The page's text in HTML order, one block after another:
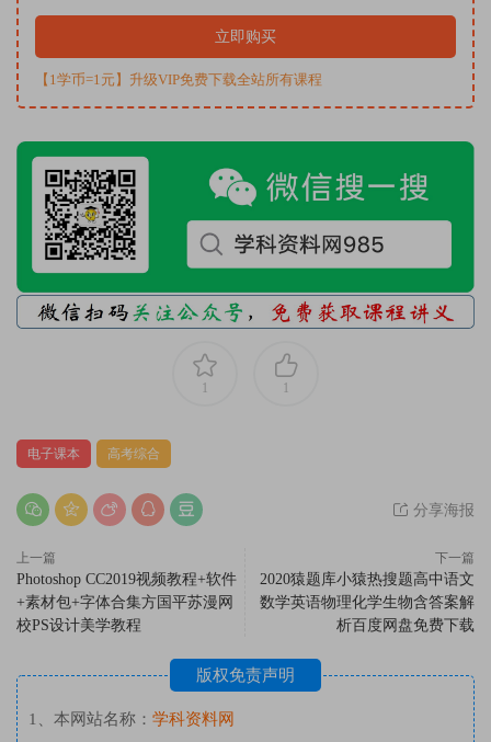
立即购买
【1学币=1元】升级VIP免费下载全站所有课程
1 1
电子课本 高考综合
分享海报
上一篇
Photoshop CC2019视频教程+软件
+素材包+字体合集方国平苏漫网
校PS设计美学教程
下一篇
2020猿题库小猿热搜题高中语文
数学英语物理化学生物含答案解
析百度网盘免费下载
版权免责声明
1、本网站名称： 学科资料网